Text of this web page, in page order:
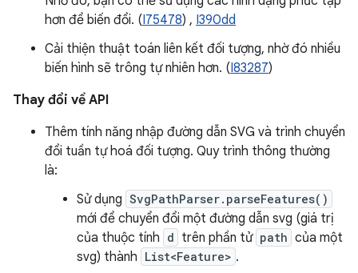
hơn để biến đổi. (I75478) , I390dd
Cải thiện thuật toán liên kết đối tượng, nhờ đó nhiều
biến hình sẽ trông tự nhiên hơn. (I83287)
Thay đổi về API
Thêm tính năng nhập đường dẫn SVG và trình chuyển
đổi tuần tự hoá đối tượng. Quy trình thông thường
là:
Sử dụng SvgPathParser.parseFeatures()
mới để chuyển đổi một đường dẫn svg (giá trị
của thuộc tính d trên phần tử path của một
svg) thành List<Feature> .